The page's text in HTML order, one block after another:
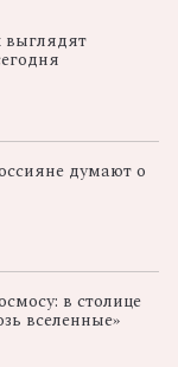
выглядят
думают о
в столице
вселенные»